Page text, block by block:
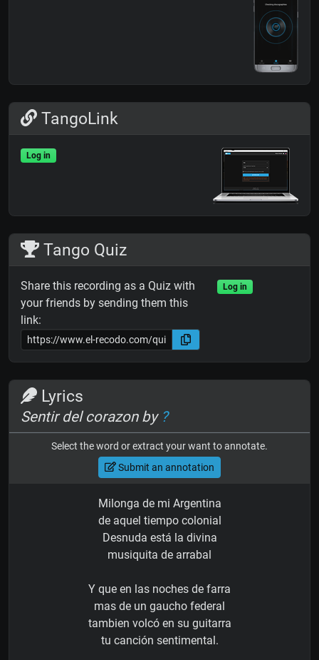
TangoLink
Log in
Tango Quiz
Share this recording as a Quiz with
your friends by sending them this
link:
Log in
Lyrics
Sentir del corazon by ?
Select the word or extract your want to annotate.
Submit an annotation
Milonga de mi Argentina
de aquel tiempo colonial
Desnuda está la divina
musiquita de arrabal
Y que en las noches de farra
mas de un gaucho federal
tambien volcó en su guitarra
tu canción sentimental.